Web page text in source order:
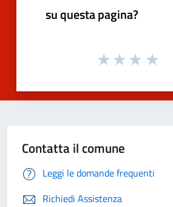
su questa pagina?
Contatta il comune
Leggi le domande frequenti
Richiedi Assistenza